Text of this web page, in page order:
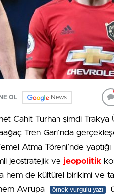
OL News
Cahit Turhan şimdi
Tren Garı’nda
Atma Töreni’nde
jeostratejik ve jeopolitik
hem de kültürel birikimi ve
Avrupa
örnek vurgulu yazı